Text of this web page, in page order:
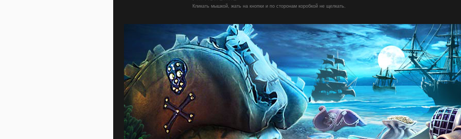
Кликать мышкой, жать на кнопки и по сторонам коробкой не щелкать.